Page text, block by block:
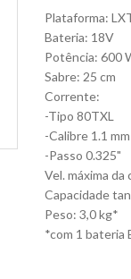
Plataforma:
Bateria: 18V
Potência: 600
Sabre: 25 cm
Corrente:
-Tipo 80TXL
-Calibre 1.1 mm
-Passo 0.325"
Vel. máxima
Capacidade
Peso: 3,0 kg*
*com 1 bateria